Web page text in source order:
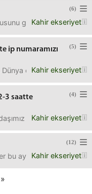
(6)
Kahir ekseriyet
görünce aklıma
(5)
ip numaramızı
Kahir ekseriyet
çapında bilinen bir
(4)
3 saatte
Kahir ekseriyet
var mı? .net
(12)
Kahir ekseriyet
bu ay başından beri
»